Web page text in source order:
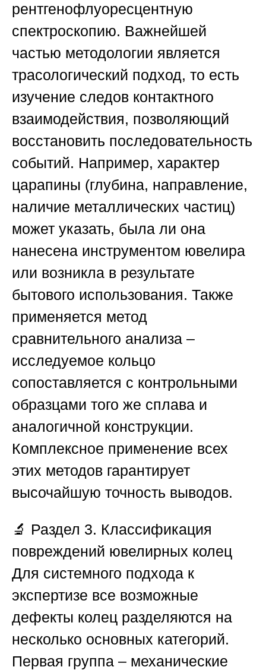
рентгенофлуоресцентную
спектроскопию. Важнейшей
частью методологии является
трасологический подход, то есть
изучение следов контактного
взаимодействия, позволяющий
восстановить последовательность
событий. Например, характер
царапины (глубина, направление,
наличие металлических частиц)
может указать, была ли она
нанесена инструментом ювелира
или возникла в результате
бытового использования. Также
применяется метод
сравнительного анализа –
исследуемое кольцо
сопоставляется с контрольными
образцами того же сплава и
аналогичной конструкции.
Комплексное применение всех
этих методов гарантирует
высочайшую точность выводов.
🔬 Раздел 3. Классификация
повреждений ювелирных колец
Для системного подхода к
экспертизе все возможные
дефекты колец разделяются на
несколько основных категорий.
Первая группа – механические